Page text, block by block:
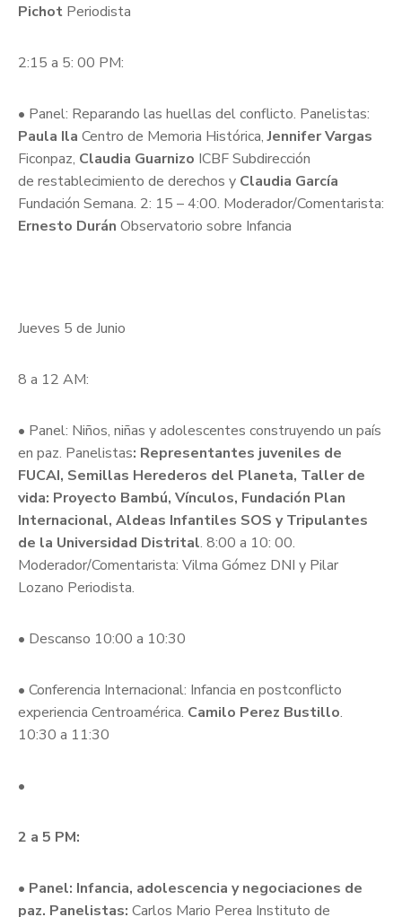
Pichot Periodista
2:15 a 5: 00 PM:
• Panel: Reparando las huellas del conflicto. Panelistas:
Paula Ila Centro de Memoria Histórica,Jennifer Vargas
Ficonpaz, Claudia Guarnizo ICBF Subdirección
de restablecimiento de derechos y Claudia García
Fundación Semana. 2: 15 – 4:00. Moderador/Comentarista:
Ernesto Durán Observatorio sobre Infancia
Jueves 5 de Junio
8 a 12 AM:
• Panel: Niños, niñas y adolescentes construyendo un país
en paz. Panelistas: Representantes juveniles de
FUCAI, Semillas Herederos del Planeta, Taller de
vida: Proyecto Bambú, Vínculos, Fundación Plan
Internacional, Aldeas Infantiles SOS yTripulantes
de la Universidad Distrital. 8:00 a 10: 00.
Moderador/Comentarista: Vilma Gómez DNI y Pilar
Lozano Periodista.
• Descanso 10:00 a 10:30
• Conferencia Internacional: Infancia en postconflicto
experiencia Centroamérica. Camilo Perez Bustillo.
10:30 a 11:30
•
2 a 5 PM:
• Panel: Infancia, adolescencia y negociaciones de
paz. Panelistas: Carlos Mario Perea Instituto de